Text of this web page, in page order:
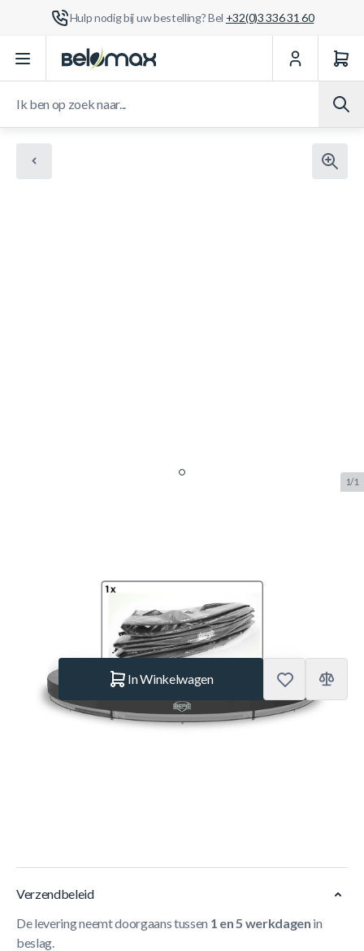
Hulp nodig bij uw bestelling? Bel +32(0)3 336 31 60
Ga naar de inhoud
1/1
BERG.51.37.14.05
In Winkelwagen
Verzendbeleid
De levering neemt doorgaans tussen 1 en 5 werkdagen in
beslag.